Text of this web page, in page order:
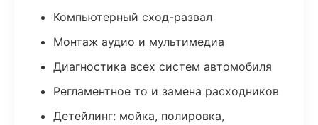
Компьютерный сход-развал
Монтаж аудио и мультимедиа
Диагностика всех систем автомобиля
Регламентное то и замена расходников
Детейлинг: мойка, полировка,